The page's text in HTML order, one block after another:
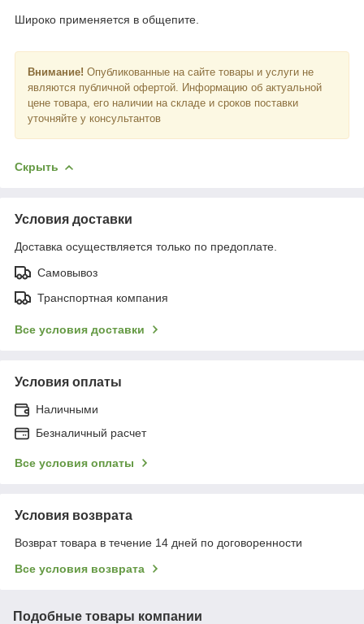
Широко применяется в общепите.
Внимание! Опубликованные на сайте товары и услуги не
являются публичной офертой. Информацию об актуальной
цене товара, его наличии на складе и сроков поставки
уточняйте у консультантов
Скрыть
Условия доставки
Доставка осуществляется только по предоплате.
Самовывоз
Транспортная компания
Все условия доставки
Условия оплаты
Наличными
Безналичный расчет
Все условия оплаты
Условия возврата
Возврат товара в течение 14 дней по договоренности
Все условия возврата
Подобные товары компании